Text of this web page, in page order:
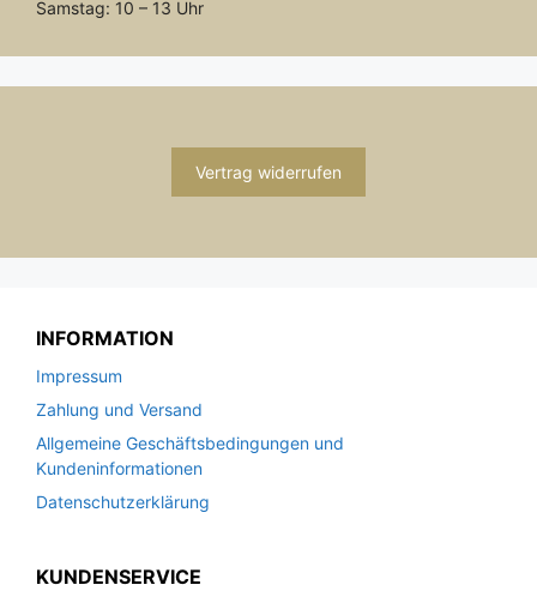
Samstag: 10 – 13 Uhr
Vertrag widerrufen
INFORMATION
Impressum
Zahlung und Versand
Allgemeine Geschäftsbedingungen und
Kundeninformationen
Datenschutzerklärung
KUNDENSERVICE